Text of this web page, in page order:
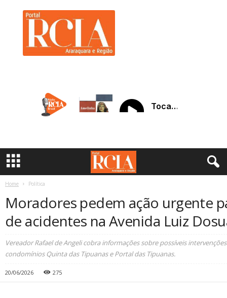
a
Home Política
Moradores pedem ação urgente
de acidentes na Avenida Luiz
Vereador Rafael de Angeli cobra informações sobre possíveis
condomínios Quinta das Tipuanas e Portal das Tipuanas.
20/06/2026 275